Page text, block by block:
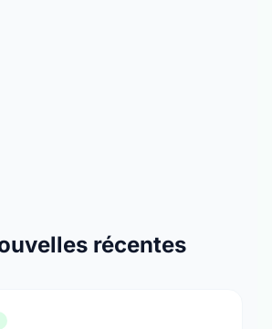
récentes